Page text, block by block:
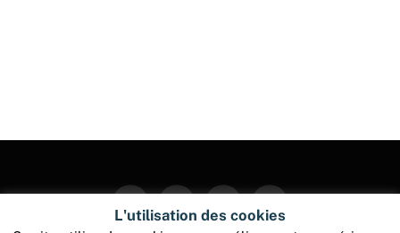
FacebookTwitter InstagramPinterest
L'utilisation des cookies